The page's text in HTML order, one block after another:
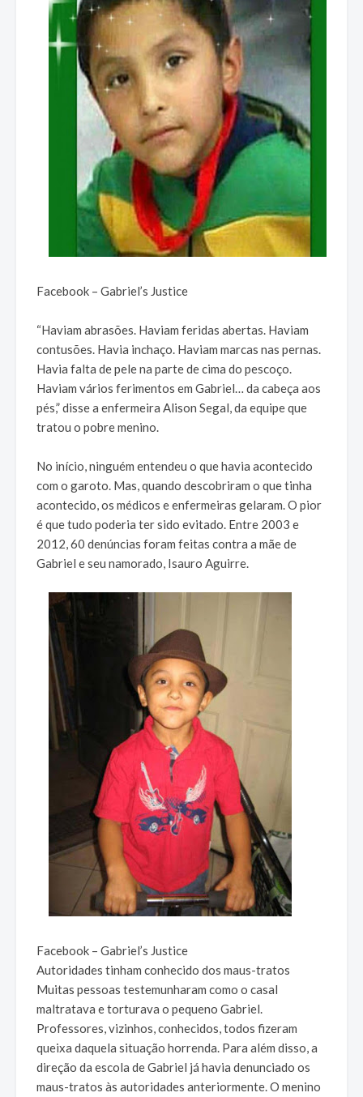
Facebook – Gabriel’s Justice
“Haviam abrasões. Haviam feridas abertas. Haviam
contusões. Havia inchaço. Haviam marcas nas pernas.
Havia falta de pele na parte de cima do pescoço.
Haviam vários ferimentos em Gabriel… da cabeça aos
pés,” disse a enfermeira Alison Segal, da equipe que
tratou o pobre menino.
No início, ninguém entendeu o que havia acontecido
com o garoto. Mas, quando descobriram o que tinha
acontecido, os médicos e enfermeiras gelaram. O pior
é que tudo poderia ter sido evitado. Entre 2003 e
2012, 60 denúncias foram feitas contra a mãe de
Gabriel e seu namorado, Isauro Aguirre.
Facebook – Gabriel’s Justice
Autoridades tinham conhecido dos maus-tratos
Muitas pessoas testemunharam como o casal
maltratava e torturava o pequeno Gabriel.
Professores, vizinhos, conhecidos, todos fizeram
queixa daquela situação horrenda. Para além disso, a
direção da escola de Gabriel já havia denunciado os
maus-tratos às autoridades anteriormente. O menino